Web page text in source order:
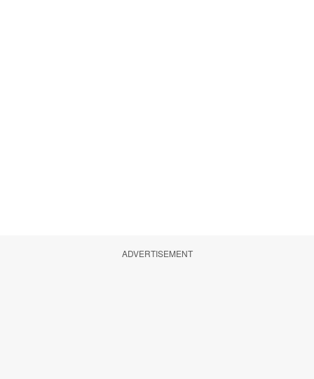
ADVERTISEMENT